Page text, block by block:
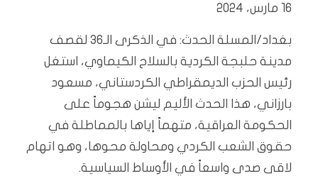
16 مارس، 2024
بغداد/المسلة الحدث: في الذكرى الـ36 لقصف
مدينة حلبجة الكردية بالسلاح الكيماوي، استغل
رئيس الحزب الديمقراطي الكردستاني، مسعود
بارزاني، هذا الحدث الأليم ليشن هجوماً على
الحكومة العراقية، متهماً إياها بالمماطلة في
حقوق الشعب الكردي ومحاولة محوها، وهو اتهام
لاقى صدى واسعاً في الأوساط السياسية.